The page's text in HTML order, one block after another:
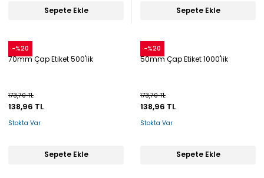
Sepete Ekle Sepete Ekle
-%20
Snow
70mm Çap Etiket 500'lik
173,70 TL
138,96 TL
Stokta Var
Sepete Ekle
-%20
Snow
50mm Çap Etiket 1000'lik
173,70 TL
138,96 TL
Stokta Var
Sepete Ekle